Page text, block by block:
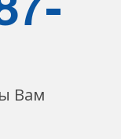
Вам